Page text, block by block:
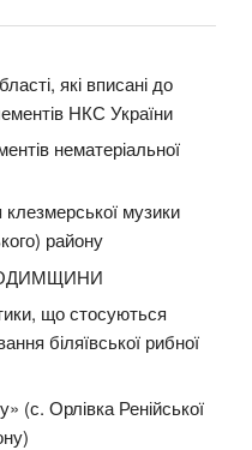
які вписані до
НКС України
нематеріальної
музики
району
що стосуються
біляївської рибної
(с. Орлівка Ренійської